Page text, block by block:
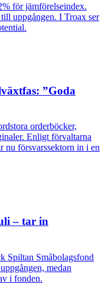
för jämförelseindex.
uppgången. I Troax ser
”Goda
orderböcker,
Enligt förvaltarna
nu försvarssektorn in i en
– tar in
Spiltan Småbolagsfond
medan
i fonden.